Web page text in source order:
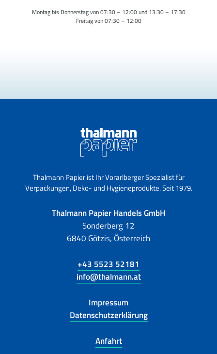
Montag bis Donnerstag von 07:30 – 12:00 und 13:30 – 17:30
Freitag von 07:30 – 12:00
Thalmann Papier ist Ihr Vorarlberger Spezialist für
Verpackungen, Deko- und Hygieneprodukte. Seit 1979.
Thalmann Papier Handels GmbH
Sonderberg 12
6840 Götzis, Österreich
+43 5523 52181
info@thalmann.at
Impressum
Datenschutzerklärung
Anfahrt